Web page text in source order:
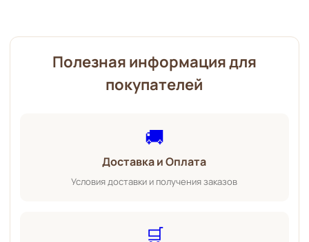
Полезная информация для
покупателей
🚚
Доставка и Оплата
Условия доставки и получения заказов
🛒